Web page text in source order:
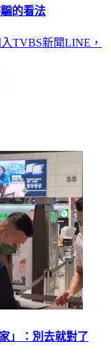
的看法
TVBS新聞LINE，
」：別去就對了